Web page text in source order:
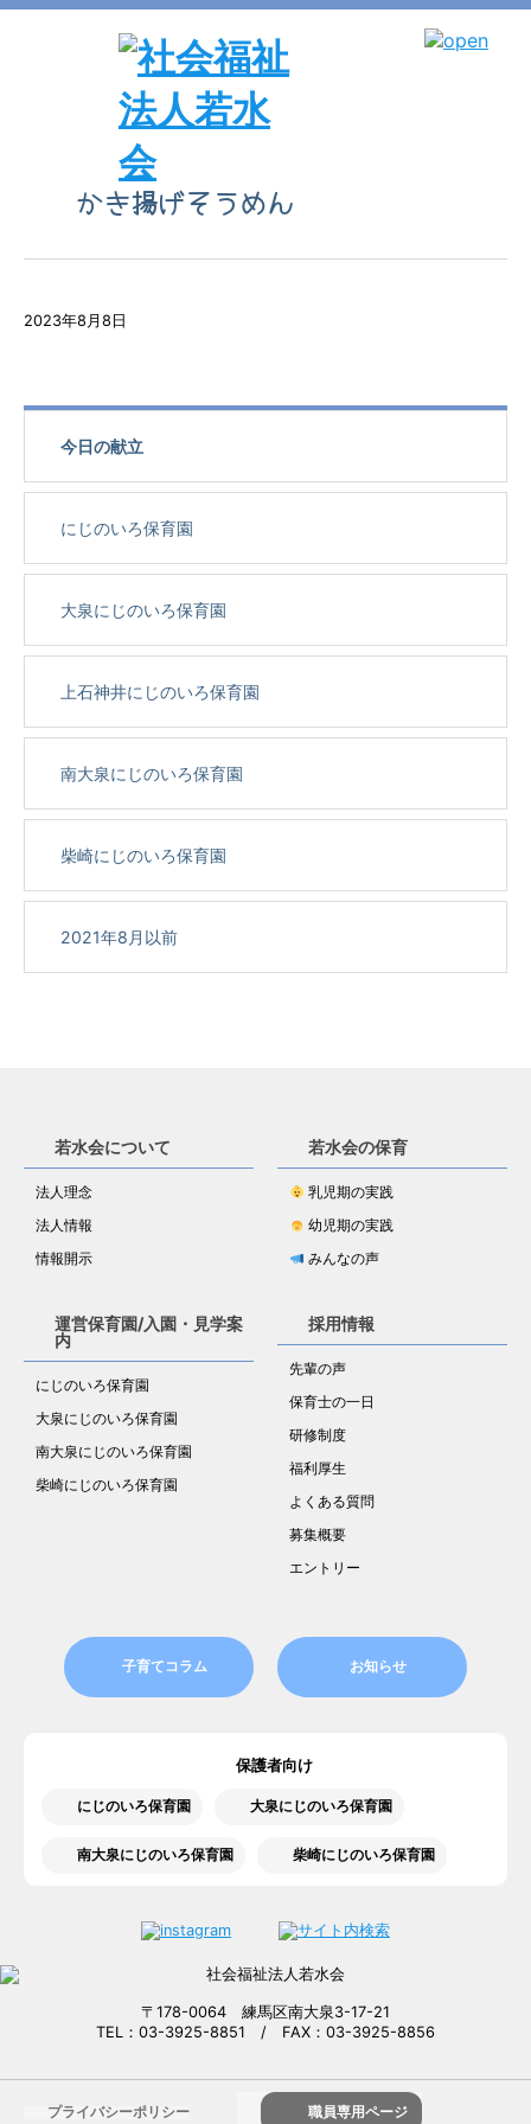
かき揚げそうめん
2023年8月8日
今日の献立
にじのいろ保育園
大泉にじのいろ保育園
上石神井にじのいろ保育園
南大泉にじのいろ保育園
柴崎にじのいろ保育園
2021年8月以前
若水会について
法人理念
法人情報
情報開示
若水会の保育
乳児期の実践
幼児期の実践
みんなの声
運営保育園/入園・見学案
内
にじのいろ保育園
大泉にじのいろ保育園
南大泉にじのいろ保育園
柴崎にじのいろ保育園
採用情報
先輩の声
保育士の一日
研修制度
福利厚生
よくある質問
募集概要
エントリー
子育てコラム お知らせ
保護者向け
にじのいろ保育園 大泉にじのいろ保育園
南大泉にじのいろ保育園 柴崎にじのいろ保育園
〒178-0064 練馬区南大泉3-17-21
TEL：03-3925-8851 / FAX：03-3925-8856
プライバシーポリシー 職員専用ページ